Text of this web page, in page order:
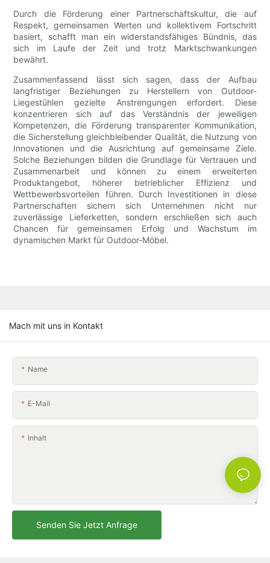
Durch die Förderung einer Partnerschaftskultur, die auf
Respekt, gemeinsamen Werten und kollektivem Fortschritt
basiert, schafft man ein widerstandsfähiges Bündnis, das
sich im Laufe der Zeit und trotz Marktschwankungen
bewährt.
Zusammenfassend lässt sich sagen, dass der Aufbau
langfristiger Beziehungen zu Herstellern von Outdoor-
Liegestühlen gezielte Anstrengungen erfordert. Diese
konzentrieren sich auf das Verständnis der jeweiligen
Kompetenzen, die Förderung transparenter Kommunikation,
die Sicherstellung gleichbleibender Qualität, die Nutzung von
Innovationen und die Ausrichtung auf gemeinsame Ziele.
Solche Beziehungen bilden die Grundlage für Vertrauen und
Zusammenarbeit und können zu einem erweiterten
Produktangebot, höherer betrieblicher Effizienz und
Wettbewerbsvorteilen führen. Durch Investitionen in diese
Partnerschaften sichern sich Unternehmen nicht nur
zuverlässige Lieferketten, sondern erschließen sich auch
Chancen für gemeinsamen Erfolg und Wachstum im
dynamischen Markt für Outdoor-Möbel.
Mach mit uns in Kontakt
Name
E-Mail
Inhalt
Senden Sie Jetzt Anfrage